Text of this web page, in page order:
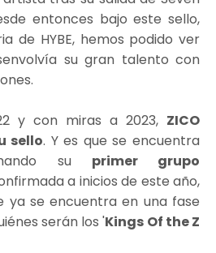
entonces bajo este sello,
de HYBE, hemos podido ver
su gran talento con
y con miras a 2023, ZICO
sello. Y es que se encuentra
su primer grupo
a inicios de este año,
ya se encuentra en una fase
serán los 'Kings Of the Z